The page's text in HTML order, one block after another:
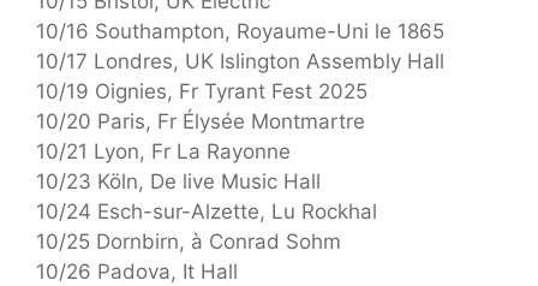
10/16 Southampton, Royaume-Uni le 1865
10/17 Londres, UK Islington Assembly Hall
10/19 Oignies, Fr Tyrant Fest 2025
10/20 Paris, Fr Élysée Montmartre
10/21 Lyon, Fr La Rayonne
10/23 Köln, De live Music Hall
10/24 Esch-sur-Alzette, Lu Rockhal
10/25 Dornbirn, à Conrad Sohm
10/26 Padova, It Hall